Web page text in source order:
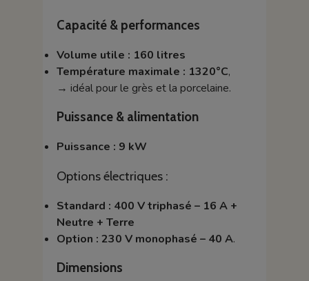
Capacité & performances
Volume utile : 160 litres
Température maximale : 1320°C,
→ idéal pour le grès et la porcelaine.
Puissance & alimentation
Puissance : 9 kW
Options électriques :
Standard : 400 V triphasé – 16 A +
Neutre + Terre
Option : 230 V monophasé – 40 A.
Dimensions